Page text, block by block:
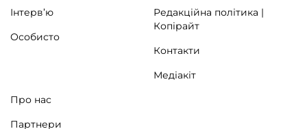
Жінки, які вперше потрапили на полігон Бучанського ДФТГ. Київcька
область, 5 квітня 2025. Артем Деркачов / Frontliner
Інтерв’ю
Особисто
Редакційна політика |
Копірайт
Контакти
Медіакіт
Про нас
Партнери